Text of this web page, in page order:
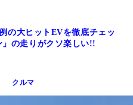
の大ヒットEVを徹底チェッ
の走りがクソ楽しい!!
クルマ